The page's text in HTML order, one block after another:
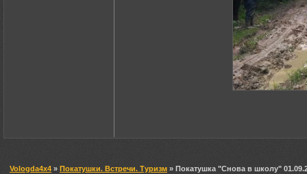
Vologda4x4 » Покатушки. Встречи. Туризм » Покатушка "Снова в школу"